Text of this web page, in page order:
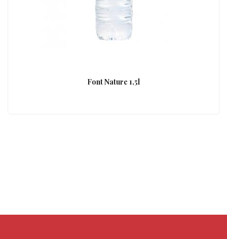
Font Nature 1,5l